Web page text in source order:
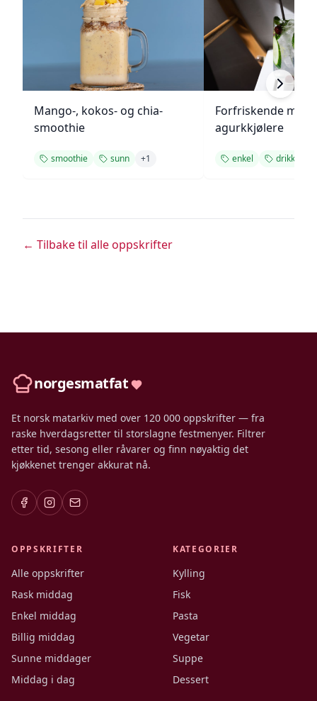
Mango-, kokos- og chia-
smoothie
smoothie sunn +1
Forfriskende
agurkkjølere
enkel drikke
← Tilbake til alle oppskrifter
norgesmatfat
Et norsk matarkiv med over 120 000 oppskrifter — fra
raske hverdagsretter til storslagne festmenyer. Filtrer
etter tid, sesong eller råvarer og finn nøyaktig det
kjøkkenet trenger akkurat nå.
OPPSKRIFTER
Alle oppskrifter
Rask middag
Enkel middag
Billig middag
Sunne middager
Middag i dag
KATEGORIER
Kylling
Fisk
Pasta
Vegetar
Suppe
Dessert